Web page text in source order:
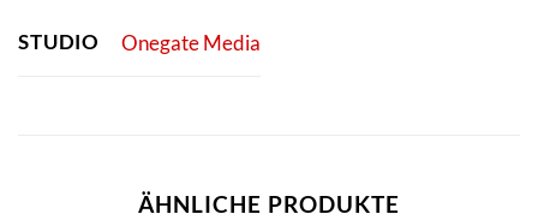
STUDIO Onegate Media
ÄHNLICHE PRODUKTE